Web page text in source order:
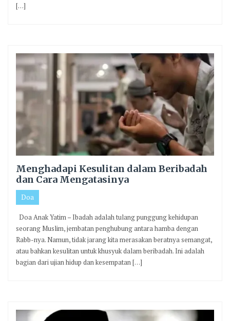
[…]
Menghadapi Kesulitan dalam Beribadah
dan Cara Mengatasinya
Doa
Doa Anak Yatim – Ibadah adalah tulang punggung kehidupan
seorang Muslim, jembatan penghubung antara hamba dengan
Rabb-nya. Namun, tidak jarang kita merasakan beratnya semangat,
atau bahkan kesulitan untuk khusyuk dalam beribadah. Ini adalah
bagian dari ujian hidup dan kesempatan […]